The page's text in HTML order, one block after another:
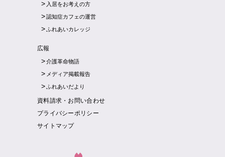
入居をお考えの方
認知症カフェの運営
ふれあいカレッジ
広報
介護革命物語
メディア掲載報告
ふれあいだより
資料請求・お問い合わせ
プライバシーポリシー
サイトマップ